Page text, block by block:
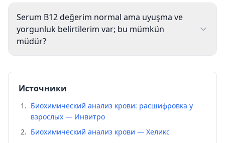
Serum B12 değerim normal ama uyuşma ve
yorgunluk belirtilerim var; bu mümkün
müdür?
Источники
Биохимический анализ крови: расшифровка у
взрослых — Инвитро
Биохимический анализ крови — Хеликс